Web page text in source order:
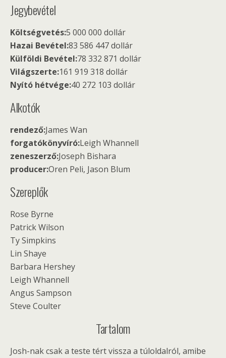
Jegybevétel
Költségvetés:5 000 000 dollár
Hazai Bevétel:83 586 447 dollár
Külföldi Bevétel:78 332 871 dollár
Világszerte:161 919 318 dollár
Nyító hétvége:40 272 103 dollár
Alkotók
rendező:James Wan
forgatókönyvíró:Leigh Whannell
zeneszerző:Joseph Bishara
producer:Oren Peli, Jason Blum
Szereplők
Rose Byrne
Patrick Wilson
Ty Simpkins
Lin Shaye
Barbara Hershey
Leigh Whannell
Angus Sampson
Steve Coulter
Tartalom
Josh-nak csak a teste tért vissza a túloldalról, amibe